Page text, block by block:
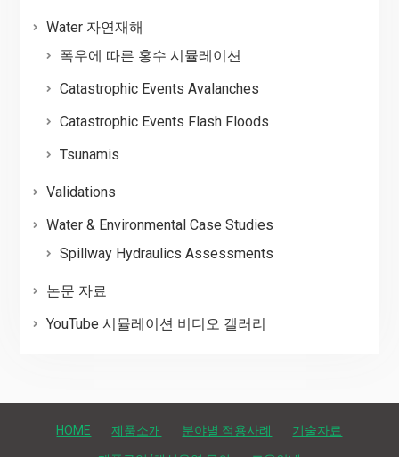
Water 자연재해
폭우에 따른 홍수 시뮬레이션
Catastrophic Events Avalanches
Catastrophic Events Flash Floods
Tsunamis
Validations
Water & Environmental Case Studies
Spillway Hydraulics Assessments
논문 자료
YouTube 시뮬레이션 비디오 갤러리
HOME 제품소개 분야별 적용사례 기술자료